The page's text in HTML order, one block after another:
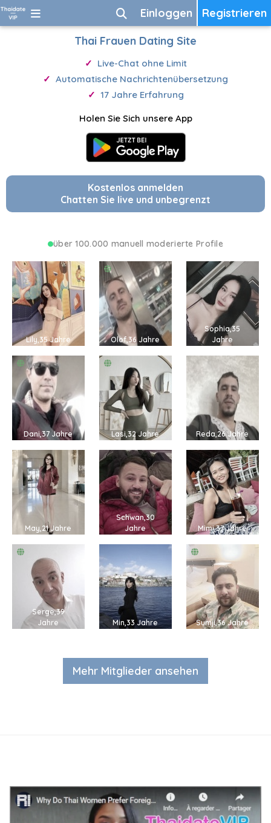
Registrieren
Einloggen
Thai Frauen Dating Site
Live-Chat ohne Limit
Automatische Nachrichtenübersetzung
17 Jahre Erfahrung
Holen Sie Sich unsere App
Kostenlos anmelden
Chatten Sie live und unbegrenzt
über 100.000 manuell moderierte Profile
Lily,35 Jahre Olof,36 Jahre
Sophia,35
Jahre
Dani,37 Jahre Lasi,32 Jahre Reda,26 Jahre
May,21 Jahre
Schwan,30
Jahre
Mimi,37 Jahre
Serge,39
Jahre
Min,33 Jahre Sumji,36 Jahre
Mehr Mitglieder ansehen